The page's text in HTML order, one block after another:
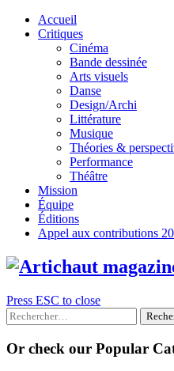
Skip
Accueil
Critiques
Cinéma
Bande dessinée
Arts visuels
Danse
Design/Archi
Littérature
Musique
Théories &
Performance
Théâtre
Mission
Équipe
Éditions
Appel aux contributions
Press ESC to close
Rechercher :
Or check our Popular